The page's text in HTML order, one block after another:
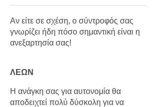
Αν είτε σε σχέση, ο σύντροφός σας
γνωρίζει ήδη πόσο σημαντική είναι η
ανεξαρτησία σας!
ΛΕΩΝ
Η ανάγκη σας για αυτονομία θα
αποδειχτεί πολύ δύσκολη για να